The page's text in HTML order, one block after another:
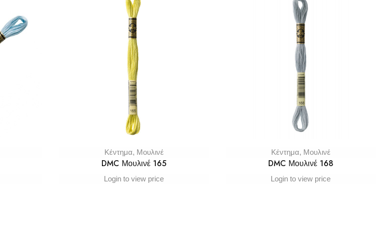
Κέντημα, Μουλινέ
DMC Μουλινέ 165
Login to view price
Κέντημα, Μουλινέ
DMC Μουλινέ 168
Login to view price